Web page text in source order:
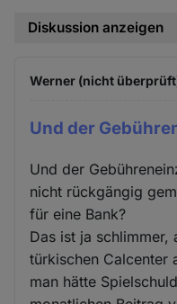
Diskussion anzeigen
Werner (nicht
Und der
Und der
nicht rückgängig
für eine Bank?
Das ist ja schlimmer,
türkischen Calcenter
man hätte